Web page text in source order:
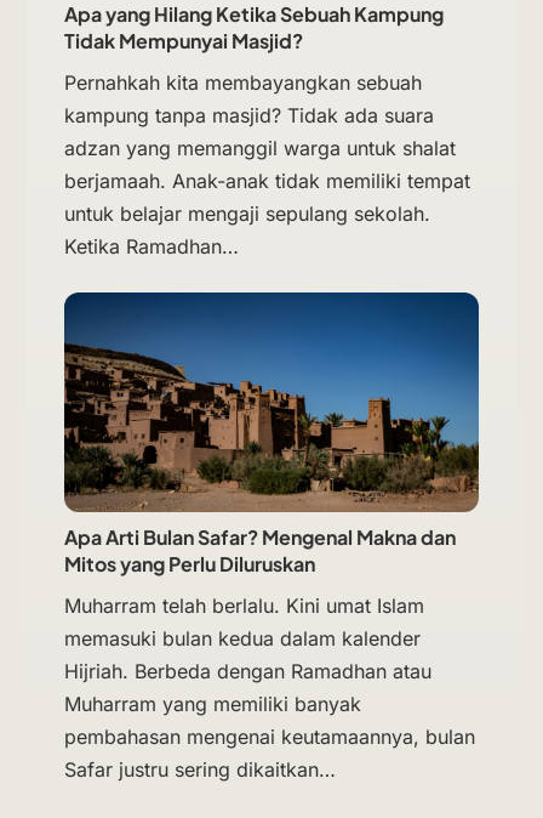
Apa yang Hilang Ketika Sebuah Kampung
Tidak Mempunyai Masjid?
Pernahkah kita membayangkan sebuah
kampung tanpa masjid? Tidak ada suara
adzan yang memanggil warga untuk shalat
berjamaah. Anak-anak tidak memiliki tempat
untuk belajar mengaji sepulang sekolah.
Ketika Ramadhan…
Apa Arti Bulan Safar? Mengenal Makna dan
Mitos yang Perlu Diluruskan
Muharram telah berlalu. Kini umat Islam
memasuki bulan kedua dalam kalender
Hijriah. Berbeda dengan Ramadhan atau
Muharram yang memiliki banyak
pembahasan mengenai keutamaannya, bulan
Safar justru sering dikaitkan…